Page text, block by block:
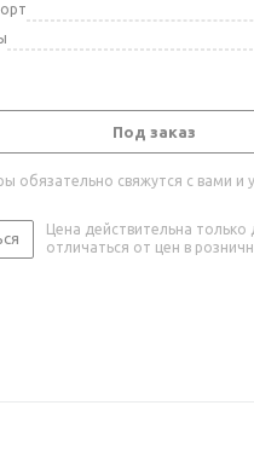
Под заказ
обязательно свяжутся с вами и
Цена действительна
отличаться от цен в